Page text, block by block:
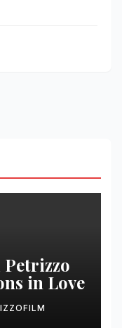
in Love